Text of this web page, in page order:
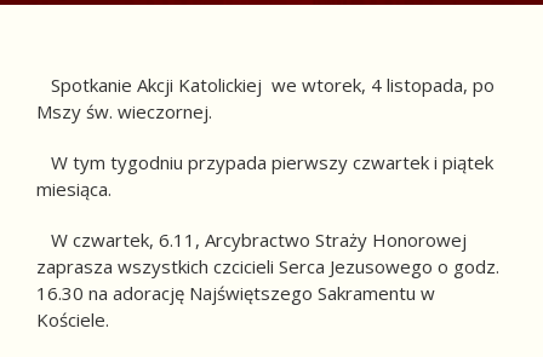
Spotkanie Akcji Katolickiej we wtorek, 4 listopada, po
Mszy św. wieczornej.
W tym tygodniu przypada pierwszy czwartek i piątek
miesiąca.
W czwartek, 6.11, Arcybractwo Straży Honorowej
zaprasza wszystkich czcicieli Serca Jezusowego o godz.
16.30 na adorację Najświętszego Sakramentu w
Kościele.